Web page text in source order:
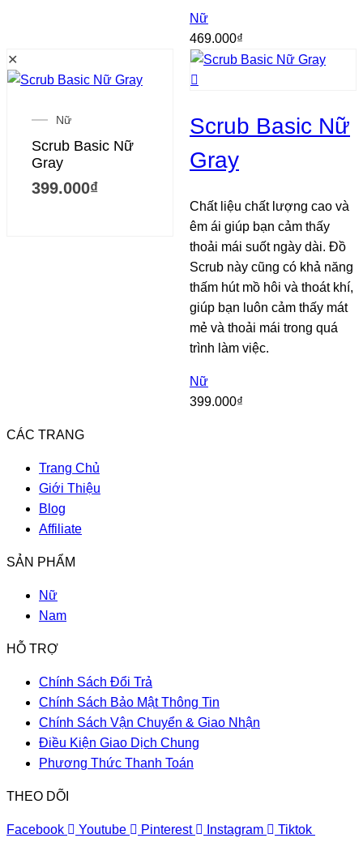
Nữ
469.000₫
✕
Nữ
Scrub Basic Nữ
Gray
399.000₫
Scrub Basic Nữ
Gray
Chất liệu chất lượng cao và
êm ái giúp bạn cảm thấy
thoải mái suốt ngày dài. Đồ
Scrub này cũng có khả năng
thấm hút mồ hôi và thoát khí,
giúp bạn luôn cảm thấy mát
mẻ và thoải mái trong quá
trình làm việc.
Nữ
399.000₫
CÁC TRANG
Trang Chủ
Giới Thiệu
Blog
Affiliate
SẢN PHẨM
Nữ
Nam
HỖ TRỢ
Chính Sách Đổi Trả
Chính Sách Bảo Mật Thông Tin
Chính Sách Vận Chuyển & Giao Nhận
Điều Kiện Giao Dịch Chung
Phương Thức Thanh Toán
THEO DÕI
Facebook Youtube Pinterest Instagram Tiktok